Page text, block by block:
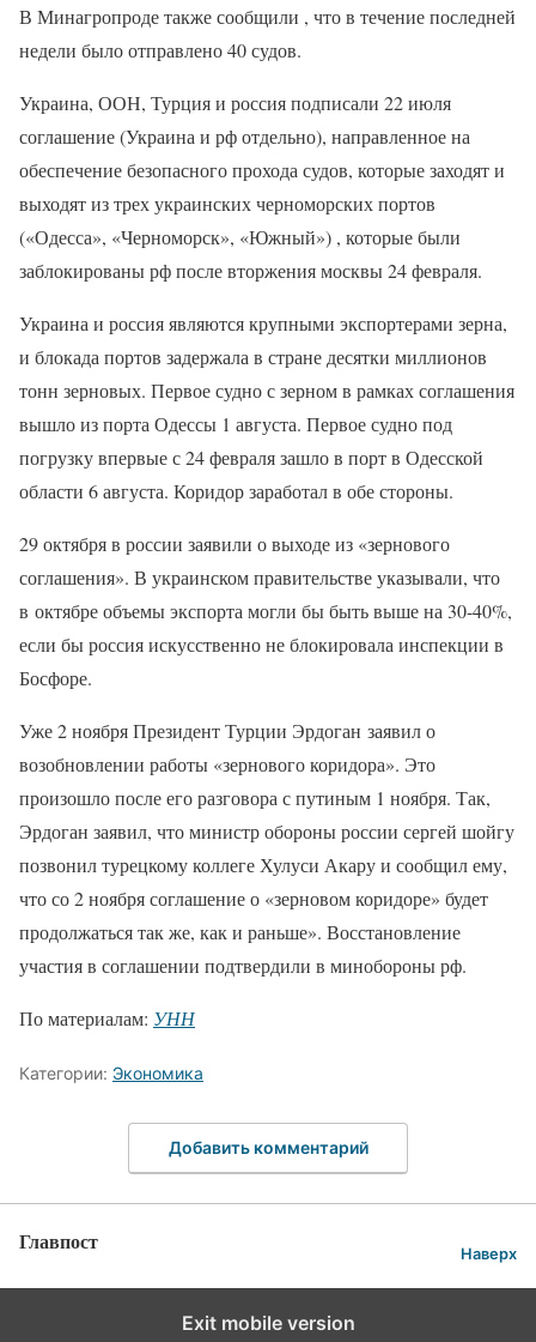
В Минагропроде также сообщили , что в течение последней
недели было отправлено 40 судов.
Украина, ООН, Турция и россия подписали 22 июля
соглашение (Украина и рф отдельно), направленное на
обеспечение безопасного прохода судов, которые заходят и
выходят из трех украинских черноморских портов
(«Одесса», «Черноморск», «Южный») , которые были
заблокированы рф после вторжения москвы 24 февраля.
Украина и россия являются крупными экспортерами зерна,
и блокада портов задержала в стране десятки миллионов
тонн зерновых. Первое судно с зерном в рамках соглашения
вышло из порта Одессы 1 августа. Первое судно под
погрузку впервые с 24 февраля зашло в порт в Одесской
области 6 августа. Коридор заработал в обе стороны.
29 октября в россии заявили о выходе из «зернового
соглашения». В украинском правительстве указывали, что
в октябре объемы экспорта могли бы быть выше на 30-40%,
если бы россия искусственно не блокировала инспекции в
Босфоре.
Уже 2 ноября Президент Турции Эрдоган заявил о
возобновлении работы «зернового коридора». Это
произошло после его разговора с путиным 1 ноября. Так,
Эрдоган заявил, что министр обороны россии сергей шойгу
позвонил турецкому коллеге Хулуси Акару и сообщил ему,
что со 2 ноября соглашение о «зерновом коридоре» будет
продолжаться так же, как и раньше». Восстановление
участия в соглашении подтвердили в минобороны рф.
По материалам: УНН
Категории: Экономика
Добавить комментарий
Главпост Наверх
Exit mobile version